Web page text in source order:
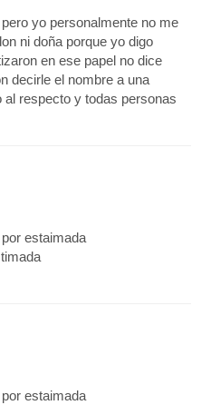
yo personalmente no me
ni doña porque yo digo
en ese papel no dice
decirle el nombre a una
al respecto y todas personas
estaimada
estaimada